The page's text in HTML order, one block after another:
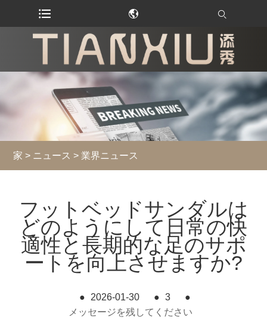
家 > ニュース >業界ニュース
フットベッドサンダルは
どのようにして日常の快
適性と長期的な足のサポ
ートを向上させますか?
● 2026-01-30 ● 3
●
メッセージを残してください